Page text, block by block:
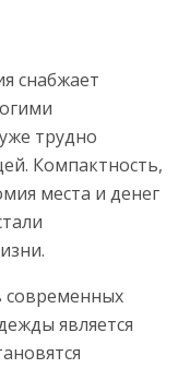
снабжает
трудно
Компактность,
места и денег
является